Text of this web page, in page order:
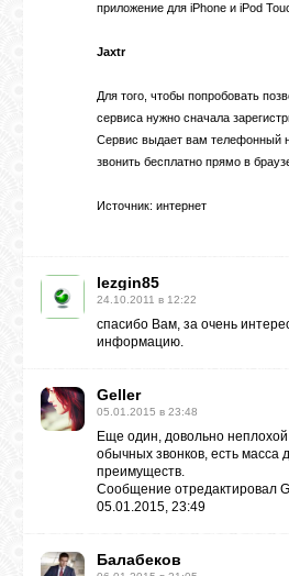
приложение для iPhone и iPod
Jaxtr
Для того, чтобы попробовать
сервиса нужно сначала
Сервис выдает вам телефонный
звонить бесплатно прямо в
Источник: интернет
lezgin85
24.10.2011 в 12:22
спасибо Вам, за очень
информацию.
Geller
05.01.2015 в 23:48
Еще один, довольно
обычных звонков, есть масса
преимуществ.
Сообщение отредактировал
05.01.2015, 23:49
Балабеков